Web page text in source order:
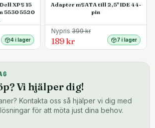
XPS 15
5530 5520
4 i lager
Adapter mSATA till 2,5" IDE 44-
pin
Nypris 399kr
189 kr 7 i lager
Vi hjälper dig!
Kontakta oss så hjälper vi dig med
för att möta just dina behov.